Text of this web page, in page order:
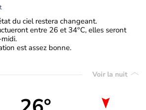
du ciel restera changeant.
entre 26 et 34°C, elles seront
est assez bonne.
Voir la nuit